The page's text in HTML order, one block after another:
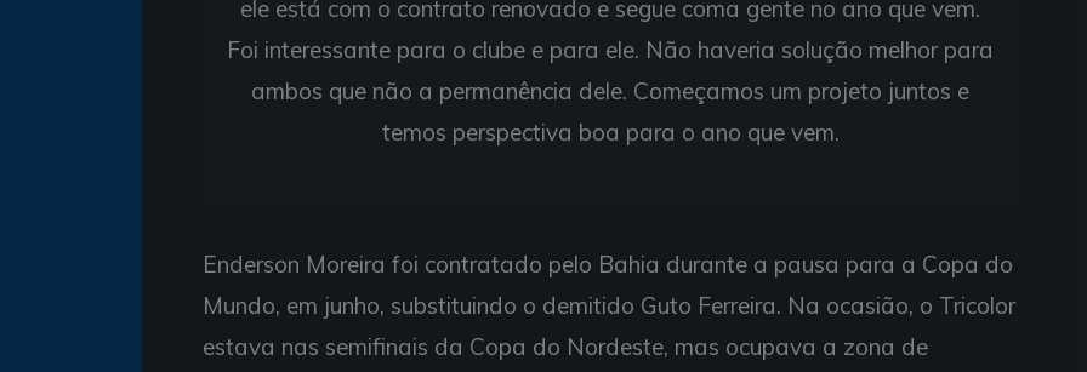
ele está com o contrato renovado e segue coma gente no ano que vem.
Foi interessante para o clube e para ele. Não haveria solução melhor para
ambos que não a permanência dele. Começamos um projeto juntos e
temos perspectiva boa para o ano que vem.
Enderson Moreira foi contratado pelo Bahia durante a pausa para a Copa do
Mundo, em junho, substituindo o demitido Guto Ferreira. Na ocasião, o Tricolor
estava nas semifinais da Copa do Nordeste, mas ocupava a zona de